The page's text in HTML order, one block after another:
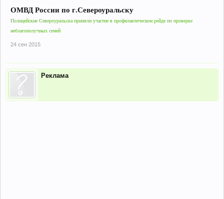
ОМВД России по г.Североуральску
Полицейские Североуральска приняли участие в профилактическом рейде по проверке
неблагополучных семей
24 сен 2015
Реклама